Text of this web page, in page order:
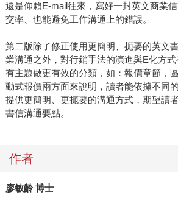
還是仰賴E-mail往來，寫好一封英文商業
交率、也能避免工作溝通上的錯誤。
第二版除了修正使用更簡明、扼要的英文
業溝通之外，對行銷手法的演進與E化方
有主題做更有效的分類，如：報價章節，
動式報價兩方面來說明，讀者能依據不同
提供更簡明、更扼要的溝通方式，期望讀
書信溝通要點。
作者
廖敏齡 博士